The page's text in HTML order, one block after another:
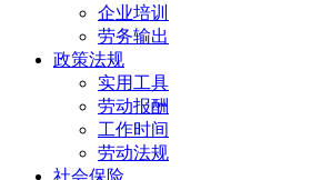
企业培训
劳务输出
政策法规
实用工具
劳动报酬
工作时间
劳动法规
社会保险